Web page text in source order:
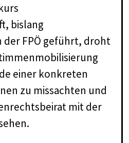
bislang
der FPÖ geführt, droht
einer konkreten
zu missachten und
mit der